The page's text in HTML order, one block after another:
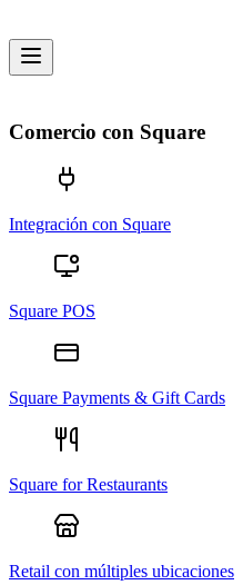
Comercio con Square
Integración con Square
Square POS
Square Payments & Gift Cards
Square for Restaurants
Retail con múltiples ubicaciones